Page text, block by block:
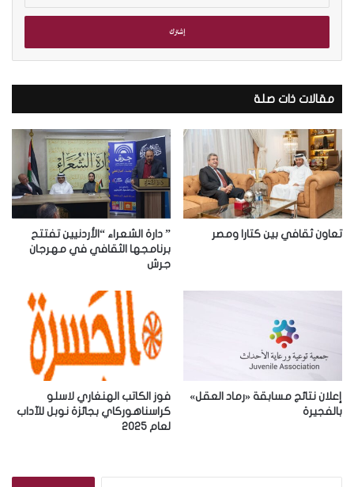
خ
ب
ي
د
ك
ا
ل
إ
ل
ت
ر
مقالات ذات صلة
تعاون ثقافي بين كتارا ومصر
” دارة الشعراء “الأردنيين تفتتح
برنامجها الثقافي في مهرجان
جرش
إعلان نتائج مسابقة «رماد العقل»
بالفجيرة
فوز الكاتب الهنغاري لاسلو
كراسناهوركاي بجائزة نوبل للآداب
لعام 2025